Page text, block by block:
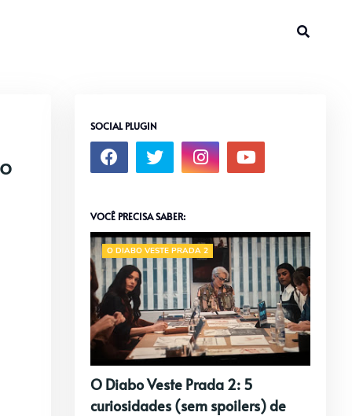
SOCIAL PLUGIN
VOCÊ PRECISA SABER:
O DIABO VESTE PRADA 2
O Diabo Veste Prada 2: 5
curiosidades (sem spoilers) de